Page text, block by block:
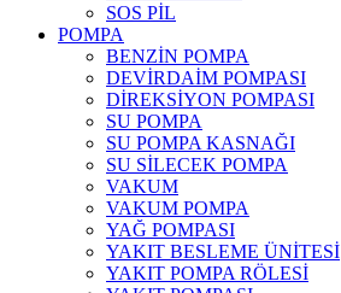
SOS PİL
POMPA
BENZİN POMPA
DEVİRDAİM POMPASI
DİREKSİYON POMPASI
SU POMPA
SU POMPA KASNAĞI
SU SİLECEK POMPA
VAKUM
VAKUM POMPA
YAĞ POMPASI
YAKIT BESLEME ÜNİTESİ
YAKIT POMPA RÖLESİ